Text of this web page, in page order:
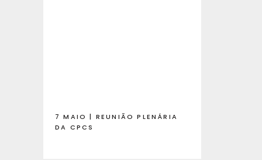
7 MAIO | REUNIÃO PLENÁRIA
DA CPCS